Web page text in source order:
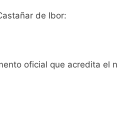
de Ibor:
oficial que acredita el